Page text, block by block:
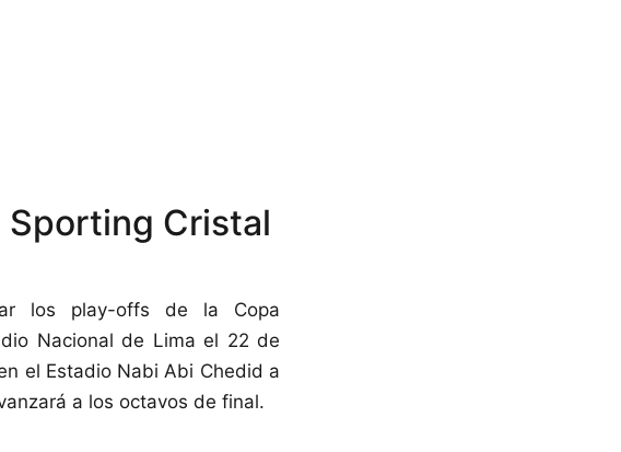
Cristal
los play-offs de la Copa
Nacional de Lima el 22 de
el Estadio Nabi Abi Chedid a
a los octavos de final.